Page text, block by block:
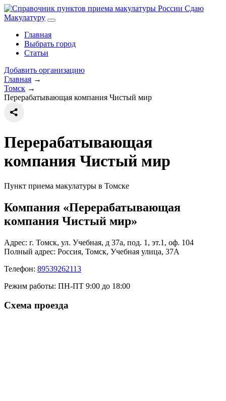
Сдаю
Макулатуру
Главная
Выбрать город
Статьи
Добавить организацию
Главная →
Томск →
Перерабатывающая компания Чистый мир
Перерабатывающая
компания Чистый мир
Пункт приема макулатуры в Томске
Компания «Перерабатывающая
компания Чистый мир»
Адрес: г. Томск, ул. Учебная, д 37а, под. 1, эт.1, оф. 104
Полный адрес: Россия, Томск, Учебная улица, 37А
Телефон: 89539262113
Режим работы: ПН-ПТ 9:00 до 18:00
Схема проезда